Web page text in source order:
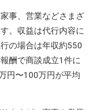
事、営業などさまざ
。収益は代行内容に
の場合は年収約550
酬で商談成立1件に
円〜100万円が平均